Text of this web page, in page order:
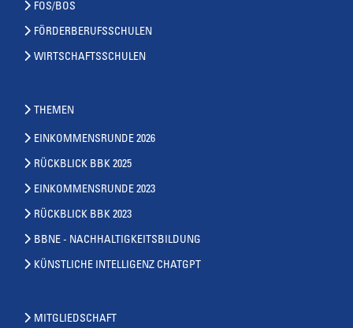
FOS/BOS
FÖRDERBERUFSSCHULEN
WIRTSCHAFTSSCHULEN
THEMEN
EINKOMMENSRUNDE 2026
RÜCKBLICK BBK 2025
EINKOMMENSRUNDE 2023
RÜCKBLICK BBK 2023
BBNE - NACHHALTIGKEITSBILDUNG
KÜNSTLICHE INTELLIGENZ CHATGPT
MITGLIEDSCHAFT